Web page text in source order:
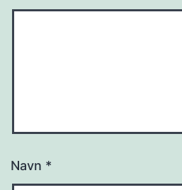
Navn *